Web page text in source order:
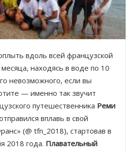
вдоль всей французской
находясь в воде по 10
невозможного, если вы
— именно так звучит
путешественника Реми
вплавь в свой
(@ tfn_2018), стартовав в
2018 года. Плавательный